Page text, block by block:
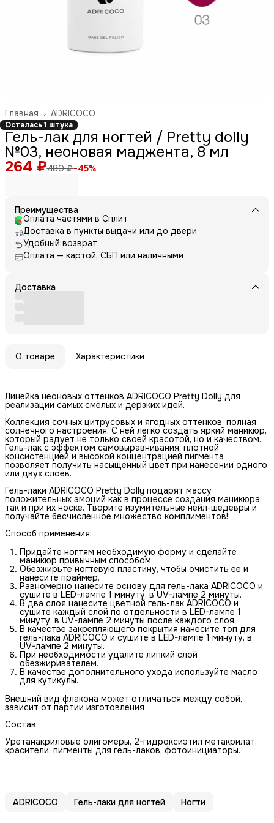
ADRICOCO
Главная ›
Осталась 1 штука
Гель-лак для ногтей / Pretty dolly
№03, неоновая маджента, 8 мл
264 ₽480 ₽−45%
Преимущества
Оплата частями в Сплит
Доставка в пункты выдачи или до двери
Удобный возврат
Оплата — картой, СБП или наличными
Доставка
О товаре Характеристики
Линейка неоновых оттенков ADRICOCO Pretty Dolly для
реализации самых смелых и дерзких идей.
Коллекция сочных цитрусовых и ягодных оттенков, полная
солнечного настроения. С ней легко создать яркий маникюр,
который радует не только своей красотой, но и качеством.
Гель-лак с эффектом самовыравнивания, плотной
консистенцией и высокой концентрацией пигмента
позволяет получить насыщенный цвет при нанесении одного
или двух слоев.
Гель-лаки ADRICOCO Pretty Dolly подарят массу
положительных эмоций как в процессе создания маникюра,
так и при их носке. Творите изумительные нейл-шедевры и
получайте бесчисленное множество комплиментов!
Способ применения:
Придайте ногтям необходимую форму и сделайте
маникюр привычным способом.
Обезжирьте ногтевую пластину, чтобы очистить ее и
нанесите праймер.
Равномерно нанесите основу для гель-лака ADRICOCO и
сушите в LED-лампе 1 минуту, в UV-лампе 2 минуты.
В два слоя нанесите цветной гель-лак ADRICOCO и
сушите каждый слой по отдельности в LED-лампе 1
минуту, в UV-лампе 2 минуты после каждого слоя.
В качестве закрепляющего покрытия нанесите топ для
гель-лака ADRICOCO и сушите в LED-лампе 1 минуту, в
UV-лампе 2 минуты.
При необходимости удалите липкий слой
обезжиривателем.
В качестве дополнительного ухода используйте масло
для кутикулы.
Внешний вид флакона может отличаться между собой,
зависит от партии изготовления
Состав:
Уретанакриловые олигомеры, 2-гидроксиэтил метакрилат,
красители, пигменты для гель-лаков, фотоинициаторы.
ADRICOCO Гель-лаки для ногтей Ногти